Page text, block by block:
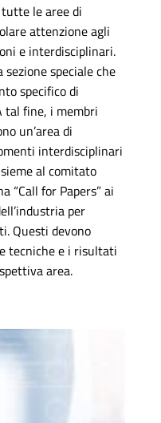
tutte le aree di
attenzione agli
e interdisciplinari.
speciale che
specifico di
tal fine, i membri
un’area di
interdisciplinari
al comitato
“Call for Papers” ai
per
Questi devono
tecniche e i risultati
area.